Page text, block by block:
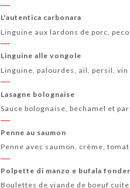
L'autentica carbonara
Linguine aux lardons de porc,
Linguine alle vongole
Linguine, palourdes, ail, persil, vin
Lasagne bolognaise
Sauce bolognaise, bechamel et
Penne au saumon
Penne avec saumon, crème,
Polpette di manzo e bufala
Boulettes de viande de boeuf